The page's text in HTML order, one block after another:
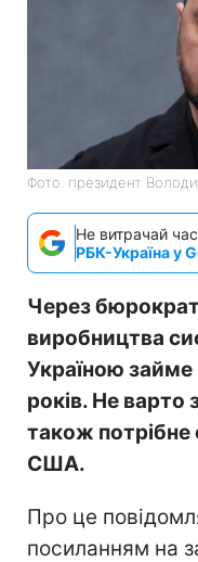
Фото: президент
Не витрачай
РБК-Україна у
Через
виробництва
Україною займе
років. Не варто
також потрібне
США.
Про це
посиланням на